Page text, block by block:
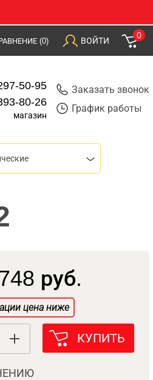
(0) ВОЙТИ
0
50-95
80-26
магазин
Заказать звонок
График работы
руб.
цена ниже
КУПИТЬ